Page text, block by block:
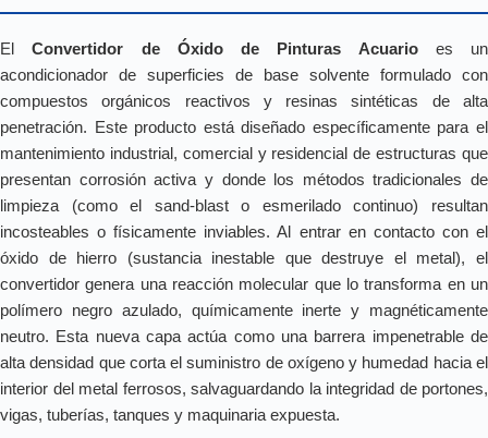
ElConvertidor de Óxido de Pinturas Acuarioes un
acondicionador de superficies de base solvente formulado con
compuestos orgánicos reactivos y resinas sintéticas de alta
penetración. Este producto está diseñado específicamente para el
mantenimiento industrial, comercial y residencial de estructuras que
presentan corrosión activa y donde los métodos tradicionales de
limpieza (como el sand-blast o esmerilado continuo) resultan
incosteables o físicamente inviables. Al entrar en contacto con el
óxido de hierro (sustancia inestable que destruye el metal), el
convertidor genera una reacción molecular que lo transforma en un
polímero negro azulado, químicamente inerte y magnéticamente
neutro. Esta nueva capa actúa como una barrera impenetrable de
alta densidad que corta el suministro de oxígeno y humedad hacia el
interior del metal ferrosos, salvaguardando la integridad de portones,
vigas, tuberías, tanques y maquinaria expuesta.